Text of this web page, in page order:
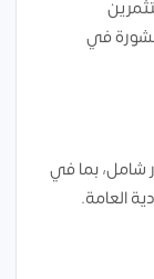
في
شامل، بما في
العامة.